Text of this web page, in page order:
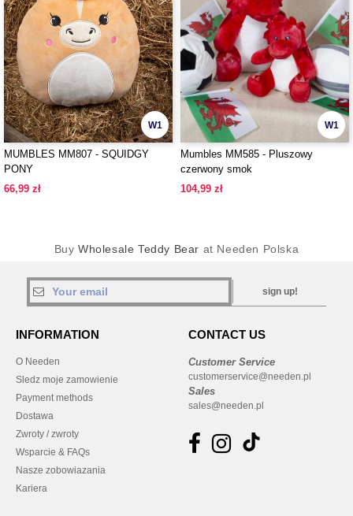
W1
MUMBLES MM807 - SQUIDGY
PONY
66,99 zł
W1
Mumbles MM585 - Pluszowy
czerwony smok
104,99 zł
BuyWholesale Teddy Bear at Needen Polska
sign up!
INFORMATION
O Needen
Sledz moje zamowienie
Payment methods
Dostawa
Zwroty / zwroty
Wsparcie & FAQs
Nasze zobowiazania
Kariera
CONTACT US
Customer Service
customerservice@needen.pl
Sales
sales@needen.pl